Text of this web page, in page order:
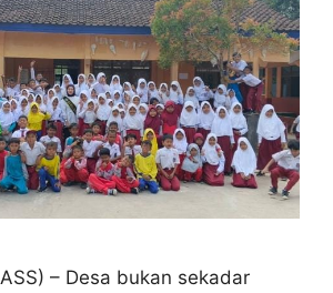
– Desa bukan sekadar